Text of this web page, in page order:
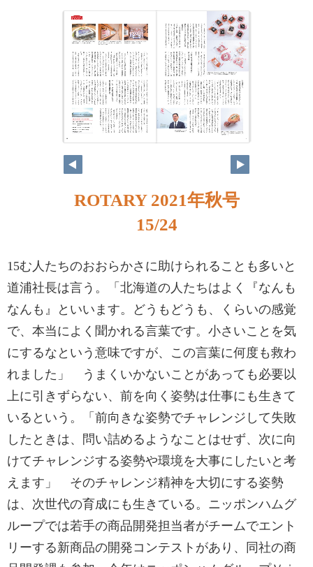
ROTARY 2021年秋号
15/24
15む人たちのおおらかさに助けられることも多いと
道浦社長は言う。「北海道の人たちはよく『なんも
なんも』といいます。どうもどうも、くらいの感覚
で、本当によく聞かれる言葉です。小さいことを気
にするなという意味ですが、この言葉に何度も救わ
れました」 うまくいかないことがあっても必要以
上に引きずらない、前を向く姿勢は仕事にも生きて
いるという。「前向きな姿勢でチャレンジして失敗
したときは、問い詰めるようなことはせず、次に向
けてチャレンジする姿勢や環境を大事にしたいと考
えます」 そのチャレンジ精神を大切にする姿勢
は、次世代の育成にも生きている。ニッポンハムグ
ループでは若手の商品開発担当者がチームでエント
リーする新商品の開発コンテストがあり、同社の商